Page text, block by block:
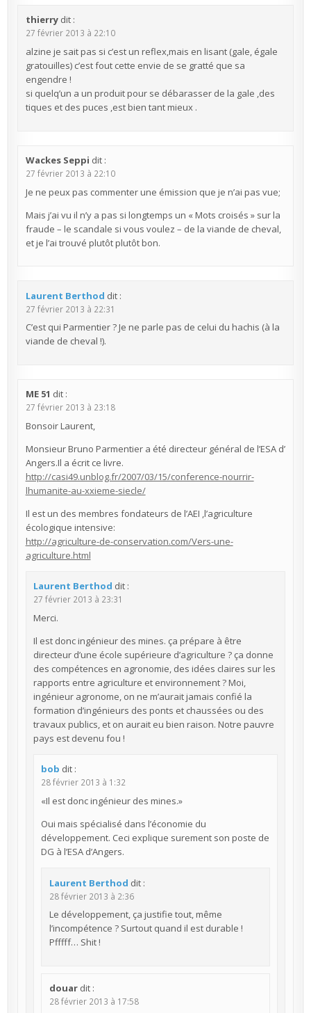
thierry dit :
27 février 2013 à 22:10
alzine je sait pas si c’est un reflex,mais en lisant (gale, égale
gratouilles) c’est fout cette envie de se gratté que sa
engendre !
si quelq’un a un produit pour se débarasser de la gale ,des
tiques et des puces ,est bien tant mieux .
Wackes Seppi dit :
27 février 2013 à 22:10
Je ne peux pas commenter une émission que je n’ai pas vue;
Mais j’ai vu il n’y a pas si longtemps un « Mots croisés » sur la
fraude – le scandale si vous voulez – de la viande de cheval,
et je l’ai trouvé plutôt plutôt bon.
Laurent Berthod dit :
27 février 2013 à 22:31
C’est qui Parmentier ? Je ne parle pas de celui du hachis (à la
viande de cheval !).
ME 51 dit :
27 février 2013 à 23:18
Bonsoir Laurent,
Monsieur Bruno Parmentier a été directeur général de l’ESA d’
Angers.Il a écrit ce livre.
http://casi49.unblog.fr/2007/03/15/conference-nourrir-
lhumanite-au-xxieme-siecle/
Il est un des membres fondateurs de l’AEI ,l’agriculture
écologique intensive:
http://agriculture-de-conservation.com/Vers-une-
agriculture.html
Laurent Berthod dit :
27 février 2013 à 23:31
Merci.
Il est donc ingénieur des mines. ça prépare à être
directeur d’une école supérieure d’agriculture ? ça donne
des compétences en agronomie, des idées claires sur les
rapports entre agriculture et environnement ? Moi,
ingénieur agronome, on ne m’aurait jamais confié la
formation d’ingénieurs des ponts et chaussées ou des
travaux publics, et on aurait eu bien raison. Notre pauvre
pays est devenu fou !
bob dit :
28 février 2013 à 1:32
«Il est donc ingénieur des mines.»
Oui mais spécialisé dans l’économie du
développement. Ceci explique surement son poste de
DG à l’ESA d’Angers.
Laurent Berthod dit :
28 février 2013 à 2:36
Le développement, ça justifie tout, même
l’incompétence ? Surtout quand il est durable !
Pfffff… Shit !
douar dit :
28 février 2013 à 17:58